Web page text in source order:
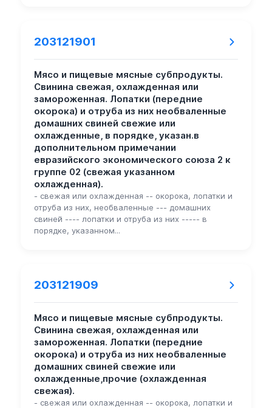
203121901
Мясо и пищевые мясные субпродукты.
Свинина свежая, охлажденная или
замороженная. Лопатки (передние
окорока) и отруба из них необваленные
домашних свиней свежие или
охлажденные, в порядке, указан.в
дополнительном примечании
евразийского экономического союза 2 к
группе 02 (свежая указанном
охлажденная).
- свежая или охлажденная -- окорока, лопатки и
отруба из них, необваленные --- домашних
свиней ---- лопатки и отруба из них ----- в
порядке, указанном...
203121909
Мясо и пищевые мясные субпродукты.
Свинина свежая, охлажденная или
замороженная. Лопатки (передние
окорока) и отруба из них необваленные
домашних свиней свежие или
охлажденные,прочие (охлажденная
свежая).
- свежая или охлажденная -- окорока, лопатки и